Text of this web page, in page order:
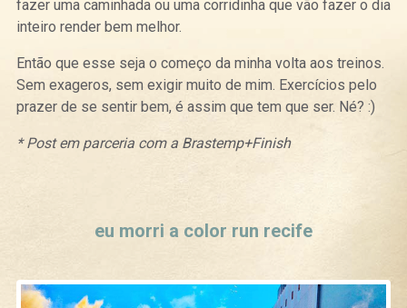
fazer uma caminhada ou uma corridinha que vão fazer o dia
inteiro render bem melhor.
Então que esse seja o começo da minha volta aos treinos.
Sem exageros, sem exigir muito de mim. Exercícios pelo
prazer de se sentir bem, é assim que tem que ser. Né? :)
* Post em parceria com a Brastemp+Finish
eu morri a color run recife